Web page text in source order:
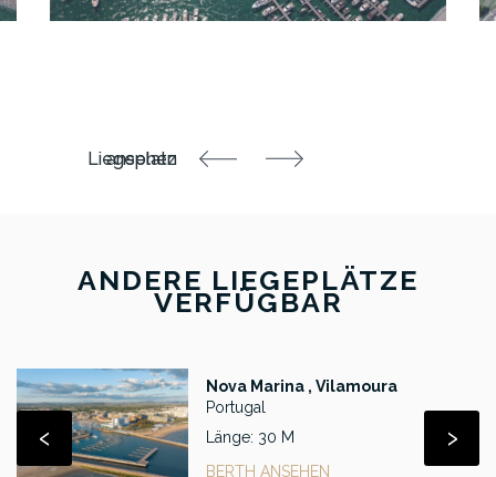
ANDERE LIEGEPLÄTZE
VERFÜGBAR
Nova Marina , Vilamoura
Portugal
Länge: 30 M
BERTH ANSEHEN
‹ ›